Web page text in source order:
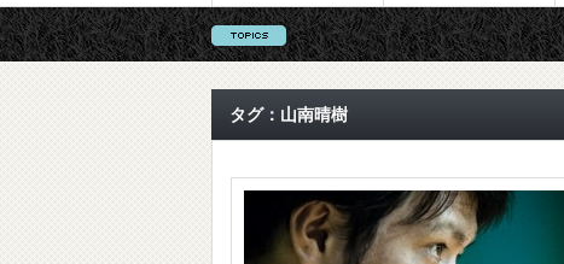
タグ：山南晴樹